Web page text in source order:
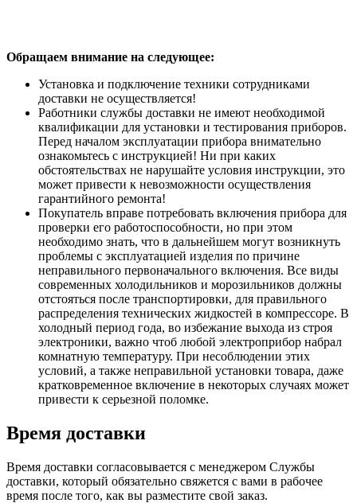
Обращаем внимание на следующее:
Установка и подключение техники сотрудниками
доставки не осуществляется!
Работники службы доставки не имеют необходимой
квалификации для установки и тестирования приборов.
Перед началом эксплуатации прибора внимательно
ознакомьтесь с инструкцией! Ни при каких
обстоятельствах не нарушайте условия инструкции, это
может привести к невозможности осуществления
гарантийного ремонта!
Покупатель вправе потребовать включения прибора для
проверки его работоспособности, но при этом
необходимо знать, что в дальнейшем могут возникнуть
проблемы с эксплуатацией изделия по причине
неправильного первоначального включения. Все виды
современных холодильников и морозильников должны
отстояться после транспортировки, для правильного
распределения технических жидкостей в компрессоре. В
холодный период года, во избежание выхода из строя
электроники, важно чтоб любой электроприбор набрал
комнатную температуру. При несоблюдении этих
условий, а также неправильной установки товара, даже
кратковременное включение в некоторых случаях может
привести к серьезной поломке.
Время доставки
Время доставки согласовывается с менеджером Службы
доставки, который обязательно свяжется с вами в рабочее
время после того, как вы разместите свой заказ.